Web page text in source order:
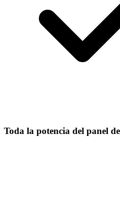
Toda la potencia del panel